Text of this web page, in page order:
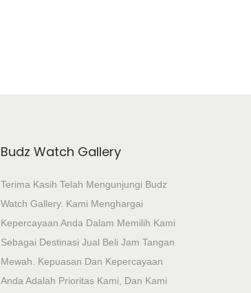
Budz Watch Gallery
Terima Kasih Telah Mengunjungi Budz
Watch Gallery. Kami Menghargai
Kepercayaan Anda Dalam Memilih Kami
Sebagai Destinasi Jual Beli Jam Tangan
Mewah. Kepuasan Dan Kepercayaan
Anda Adalah Prioritas Kami, Dan Kami